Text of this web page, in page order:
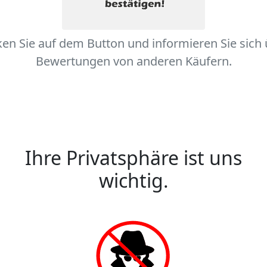
Sie auf dem Button und informieren Sie sich
Bewertungen von anderen Käufern.
Ihre Privatsphäre ist uns
wichtig.